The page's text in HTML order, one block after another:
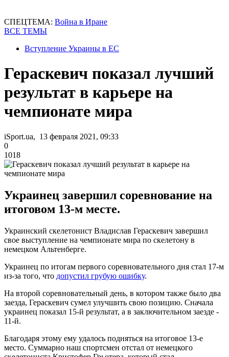
СПЕЦТЕМА: Война в Иране
ВСЕ ТЕМЫ
Вступление Украины в ЕС
Гераскевич показал лучший
результат в карьере на
чемпионате мира
iSport.ua, 13 февраля 2021, 09:33
0
1018
Украинец завершил соревнование на
итоговом 13-м месте.
Украинский скелетонист Владислав Гераскевич завершил
свое выступление на чемпионате мира по скелетону в
немецком Альтенберге.
Украинец по итогам первого соревновательного дня стал 17-м
из-за того, что допустил грубую ошибку.
На второй соревновательный день, в котором также было два
заезда, Гераскевич сумел улучшить свою позицию. Сначала
украинец показал 15-й результат, а в заключительном заезде -
11-й.
Благодаря этому ему удалось подняться на итоговое 13-е
место. Суммарно наш спортсмен отстал от немецкого